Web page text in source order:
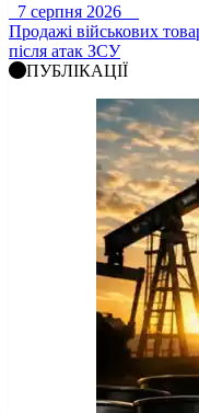
7 серпня 2026
Продажі військових
після атак ЗСУ
ПУБЛІКАЦІЇ